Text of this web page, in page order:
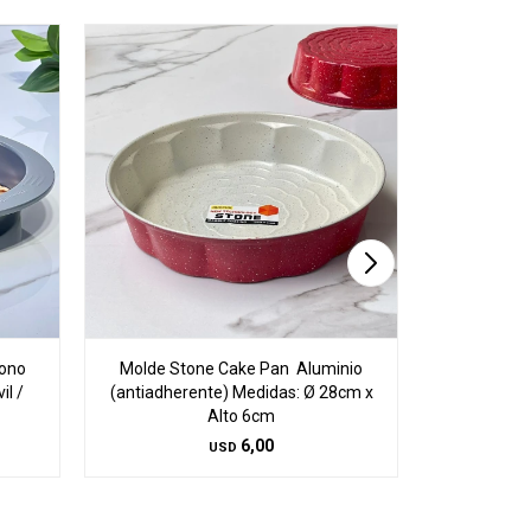
/
Molde Stone Cake Pan Aluminio
(antiadherente) Medidas: Ø 28cm x
Alto 6cm
USD 6,00